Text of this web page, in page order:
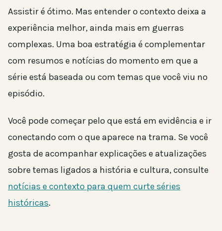
Assistir é ótimo. Mas entender o contexto deixa a
experiência melhor, ainda mais em guerras
complexas. Uma boa estratégia é complementar
com resumos e notícias do momento em que a
série está baseada ou com temas que você viu no
episódio.
Você pode começar pelo que está em evidência e ir
conectando com o que aparece na trama. Se você
gosta de acompanhar explicações e atualizações
sobre temas ligados a história e cultura, consulte
notícias e contexto para quem curte séries
históricas.